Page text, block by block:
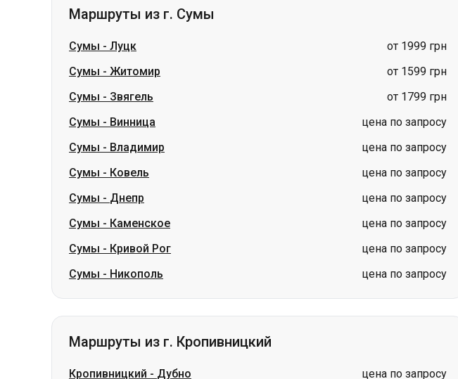
Маршруты из г. Сумы
Сумы - Луцк
от 1999 грн
Сумы - Житомир
от 1599 грн
Сумы - Звягель
от 1799 грн
Сумы - Винница
цена по запросу
Сумы - Владимир
цена по запросу
Сумы - Ковель
цена по запросу
Сумы - Днепр
цена по запросу
Сумы - Каменское
цена по запросу
Сумы - Кривой Рог
цена по запросу
Сумы - Никополь цена по запросу
Маршруты из г. Кропивницкий
Кропивницкий - Дубно
цена по запросу